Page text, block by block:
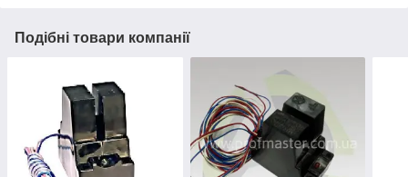
Подібні товари компанії